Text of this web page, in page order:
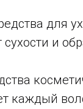
для
и
каждый